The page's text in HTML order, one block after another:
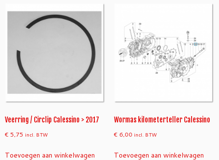
Veerring / Circlip Calessino > 2017
€ 5,75 incl. BTW
Toevoegen aan winkelwagen
Wormas kilometerteller Calessino
€ 6,00 incl. BTW
Toevoegen aan winkelwagen